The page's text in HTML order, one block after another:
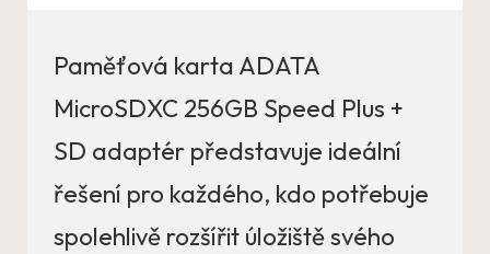
Paměťová karta ADATA
MicroSDXC 256GB Speed Plus +
SD adaptér představuje ideální
řešení pro každého, kdo potřebuje
spolehlivě rozšířit úložiště svého